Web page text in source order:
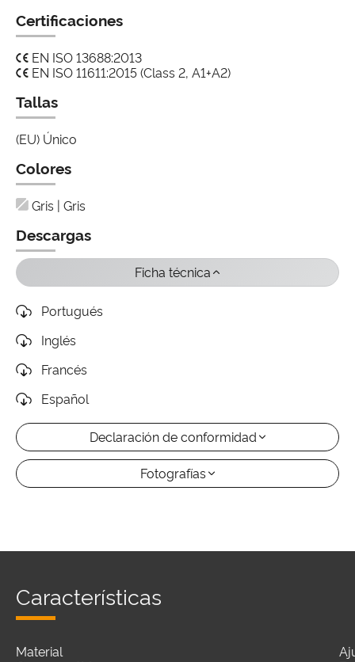
Certificaciones
EN ISO 13688:2013
EN ISO 11611:2015 (Class 2, A1+A2)
Tallas
(EU) Único
Colores
Gris | Gris
Descargas
Ficha técnica
Declaración de conformidad
Fotografías
Portugués
Inglés
Francés
Español
Características
Material